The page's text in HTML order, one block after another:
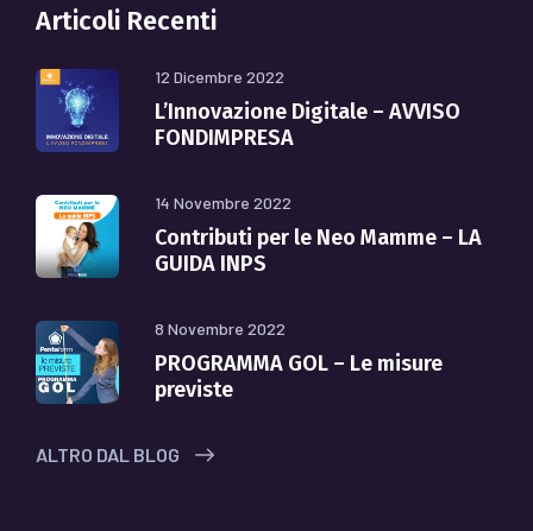
Articoli Recenti
12 Dicembre 2022
L’Innovazione Digitale – AVVISO
FONDIMPRESA
14 Novembre 2022
Contributi per le Neo Mamme – LA
GUIDA INPS
8 Novembre 2022
PROGRAMMA GOL – Le misure
previste
ALTRO DAL BLOG